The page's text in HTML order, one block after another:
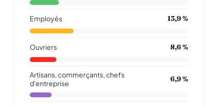
Employés 13,9 %
Ouvriers 8,6 %
Artisans, commerçants, chefs
d'entreprise
6,9 %